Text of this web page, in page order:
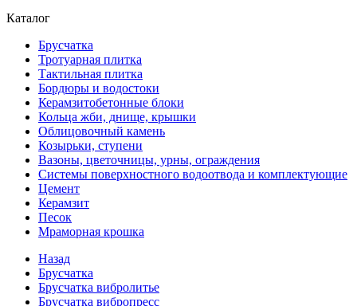
Каталог
Брусчатка
Тротуарная плитка
Тактильная плитка
Бордюры и водостоки
Керамзитобетонные блоки
Кольца жби, днище, крышки
Облицовочный камень
Козырьки, ступени
Вазоны, цветочницы, урны, ограждения
Системы поверхностного водоотвода и комплектующие
Цемент
Керамзит
Песок
Мраморная крошка
Назад
Брусчатка
Брусчатка вибролитье
Брусчатка вибропресс